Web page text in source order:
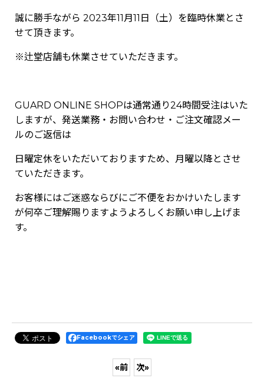
誠に勝手ながら 2023年11月11日（土）を臨時休業とさ
せて頂きます。
※辻堂店舗も休業させていただきます。
GUARD ONLINE SHOPは通常通り24時間受注はいた
しますが、発送業務・お問い合わせ・ご注文確認メー
ルのご返信は
日曜定休をいただいておりますため、月曜以降とさせ
ていただきます。
お客様にはご迷惑ならびにご不便をおかけいたします
が何卒ご理解賜りますようよろしくお願い申し上げま
す。
Facebookでシェア
«前 次»